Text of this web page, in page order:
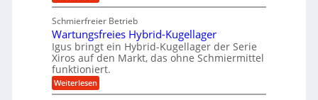
g
e
n
w
e
g
u
n
g
e
n
e
n
d
M
a
s
c
h
i
z
e
u
g
k
r
e
i
s
K
g
e
l
s
c
h
i
e
Schmierfreier Betrieb
Wartungsfreies Hybrid-Kugellager
Igus bringt ein Hybrid-Kugellager der Serie
Xiros auf den Markt, das ohne Schmiermittel
funktioniert.
Weiterlesen:
W